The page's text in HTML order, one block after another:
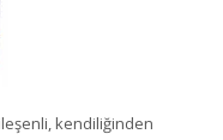
kendiliğinden